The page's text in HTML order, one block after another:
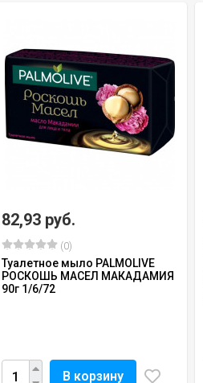
82,93 руб.
(0)
Туалетное мыло PALMOLIVE
РОСКОШЬ МАСЕЛ МАКАДАМИЯ
90г 1/6/72
В корзину